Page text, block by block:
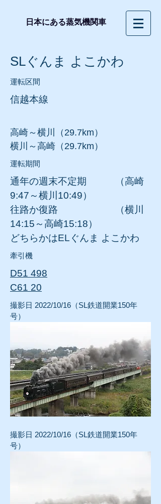
日本にある蒸気機関車
​SLぐんま よこかわ
運転区間
信越本線
高崎～横川（29.7km）
横川～高崎（29.7km）
運転期間
通年の週末不定期 （高崎
9:47～横川10:49）
往路か復路 （横川
14:15～高崎15:18）
どちらかはELぐんま よこかわ
​牽引機
D51 498
C61 20
撮影日 2022/10/16（SL鉄道開業150年
号）
撮影日 2022/10/16（SL鉄道開業150年
号）